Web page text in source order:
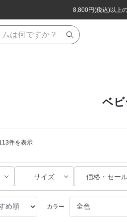
8,800円(税込)以上
ほぼ全品半額！！8/
8,800円(税込)以上
ほぼ全品半額！！8/
ベ
件を表示
サイズ 価格・セー
カラー